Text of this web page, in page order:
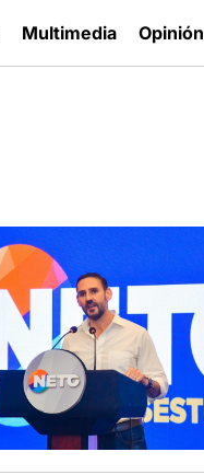
Multimedia Opinión